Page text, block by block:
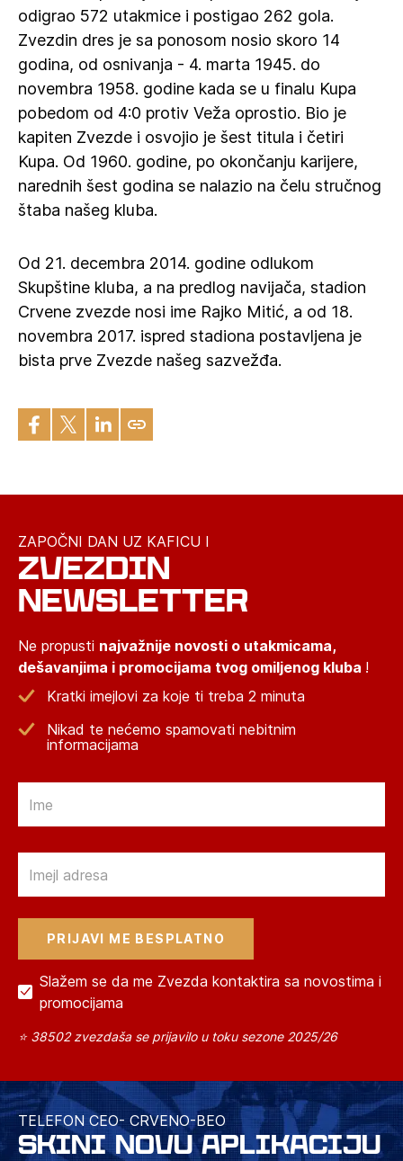
odigrao 572 utakmice i postigao 262 gola.
Zvezdin dres je sa ponosom nosio skoro 14
godina, od osnivanja - 4. marta 1945. do
novembra 1958. godine kada se u finalu Kupa
pobedom od 4:0 protiv Veža oprostio. Bio je
kapiten Zvezde i osvojio je šest titula i četiri
Kupa. Od 1960. godine, po okončanju karijere,
narednih šest godina se nalazio na čelu stručnog
štaba našeg kluba.
Od 21. decembra 2014. godine odlukom
Skupštine kluba, a na predlog navijača, stadion
Crvene zvezde nosi ime Rajko Mitić, a od 18.
novembra 2017. ispred stadiona postavljena je
bista prve Zvezde našeg sazvežđa.
ZAPOČNI DAN UZ KAFICU I
ZVEZDIN
NEWSLETTER
Ne propusti najvažnije novosti o utakmicama,
dešavanjima i promocijama tvog omiljenog kluba !
Kratki imejlovi za koje ti treba 2 minuta
Nikad te nećemo spamovati nebitnim
informacijama
Slažem se da me Zvezda kontaktira sa novostima i
promocijama
⭐ 38502 zvezdaša se prijavilo u toku sezone 2025/26
TELEFON CEO- CRVENO-BEO
SKINI NOVU APLIKACIJU